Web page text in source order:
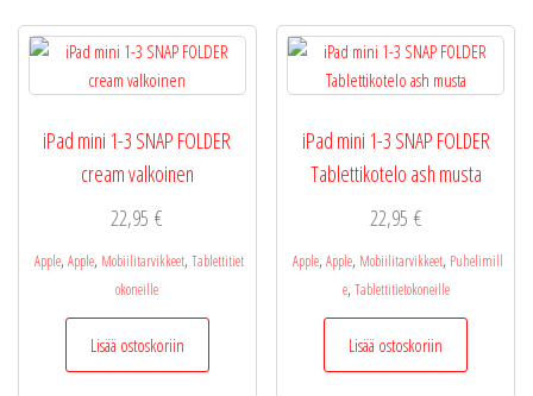
iPad mini 1-3 SNAP FOLDER
cream valkoinen
22,95€
Apple, Apple, Mobiilitarvikkeet, Tablettitiet
okoneille
Lisää ostoskoriin
iPad mini 1-3 SNAP FOLDER
Tablettikotelo ash musta
22,95 €
Apple, Apple, Mobiilitarvikkeet, Puhelimill
e, Tablettitietokoneille
Lisää ostoskoriin